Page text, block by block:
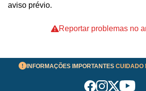
aviso prévio.
Reportar problemas no
INFORMAÇÕES IMPORTANTES CUIDADO